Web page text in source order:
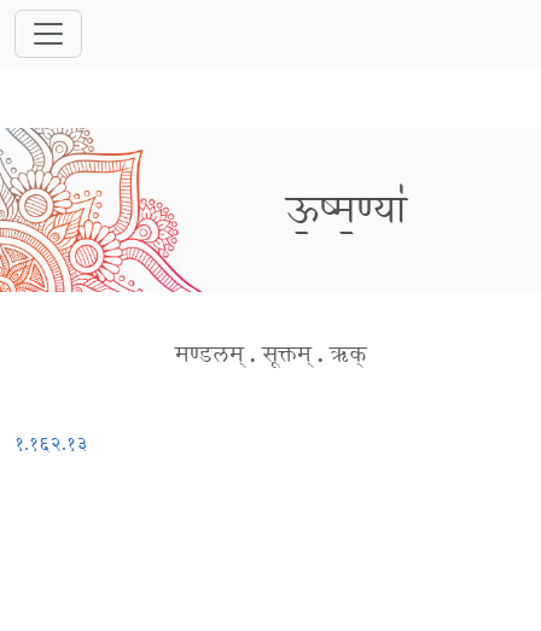
ऊ॒ष्म॒ण्या॑
मण्डलम् . सूक्तम् . ऋक्
१.१६२.१३